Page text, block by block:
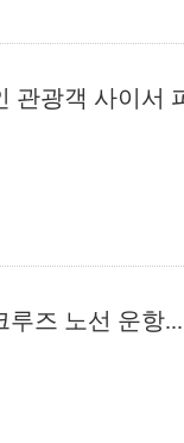
관광객 사이서
루즈 노선 운항